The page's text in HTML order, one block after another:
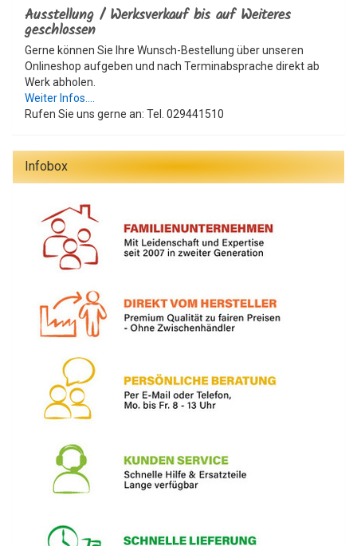
Ausstellung / Werksverkauf bis auf Weiteres
geschlossen
Gerne können Sie Ihre Wunsch-Bestellung über unseren
Onlineshop aufgeben und nach Terminabsprache direkt ab
Werk abholen.
Weiter Infos....
Rufen Sie uns gerne an: Tel. 029441510
Infobox